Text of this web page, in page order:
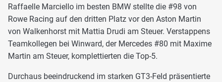
Raffaelle Marciello im besten BMW stellte die #98 von
Rowe Racing auf den dritten Platz vor den Aston Martin
von Walkenhorst mit Mattia Drudi am Steuer. Verstappens
Teamkollegen bei Winward, der Mercedes #80 mit Maxime
Martin am Steuer, komplettierten die Top-5.
Durchaus beeindruckend im starken GT3-Feld präsentierte